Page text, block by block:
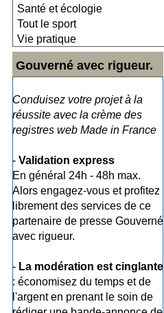
Santé et écologie
Tout le sport
Vie pratique
Gouverné avec rigueur.
Conduisez votre projet à la
réussite avec la crème des
registres web Made in France
- Validation express
En général 24h - 48h max.
Alors engagez-vous et profitez
librement des services de ce
partenaire de presse Gouverné
avec rigueur.
- La modération est cinglante
: économisez du temps et de
l'argent en prenant le soin de